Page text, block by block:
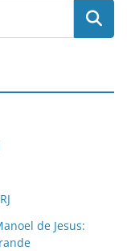
de Jesus: